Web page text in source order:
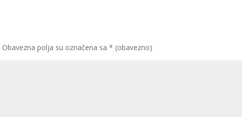
Obavezna polja su označena sa* (obavezno)